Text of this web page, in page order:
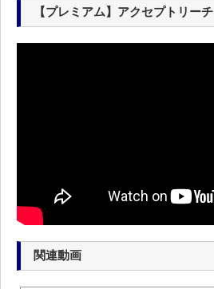
【プレミアム】アクセプトリーチ
関連動画